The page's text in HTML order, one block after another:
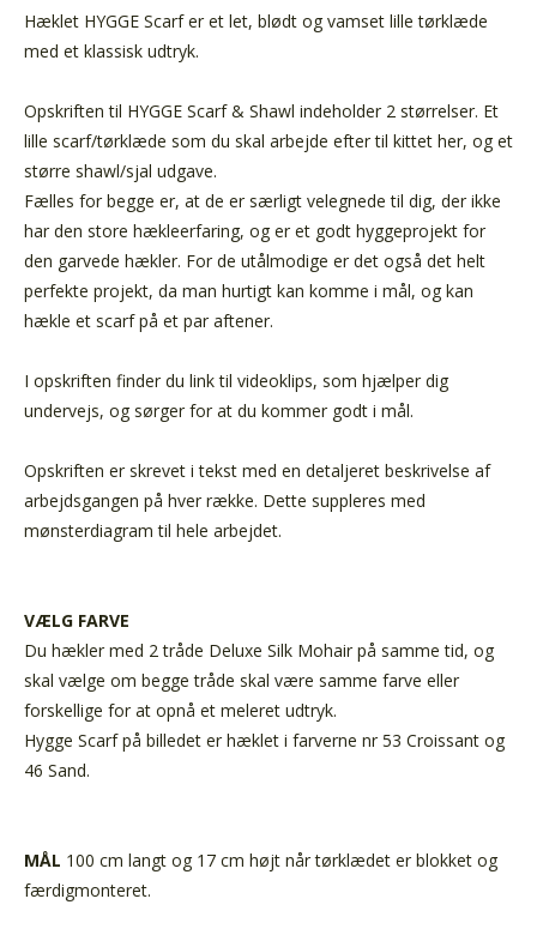
Hæklet HYGGE Scarf er et let, blødt og vamset lille tørklæde
med et klassisk udtryk.
Opskriften til HYGGE Scarf & Shawl indeholder 2 størrelser. Et
lille scarf/tørklæde som du skal arbejde efter til kittet her, og et
større shawl/sjal udgave.
Fælles for begge er, at de er særligt velegnede til dig, der ikke
har den store hækleerfaring, og er et godt hyggeprojekt for
den garvede hækler. For de utålmodige er det også det helt
perfekte projekt, da man hurtigt kan komme i mål, og kan
hækle et scarf på et par aftener.
I opskriften finder du link til videoklips, som hjælper dig
undervejs, og sørger for at du kommer godt i mål.
Opskriften er skrevet i tekst med en detaljeret beskrivelse af
arbejdsgangen på hver række. Dette suppleres med
mønsterdiagram til hele arbejdet.
VÆLG FARVE
Du hækler med 2 tråde Deluxe Silk Mohair på samme tid, og
skal vælge om begge tråde skal være samme farve eller
forskellige for at opnå et meleret udtryk.
Hygge Scarf på billedet er hæklet i farverne nr 53 Croissant og
46 Sand.
MÅL 100 cm langt og 17 cm højt når tørklædet er blokket og
færdigmonteret.